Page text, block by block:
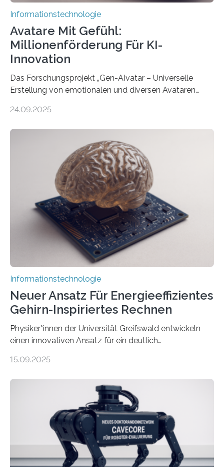
Informationstechnologie
Avatare Mit Gefühl:
Millionenförderung Für KI-
Innovation
Das Forschungsprojekt „Gen-AIvatar – Universelle
Erstellung von emotionalen und diversen Avataren
Förderung in Höhe von rund 2 Millionen Euro. Dabei
der MindPort GmbH eine neuartige, KI-gestützte
Lösung zur Erzeugung von Emotionen für realistische
Avatare. Gen-AIvatar entwickelt innovative und
kosteneffiziente Methoden, um lebensechte Avatare zu
erstellen. „Besonders wichtig ist uns eine ganzheitliche
Animation, bei der Stimme, Körperbewegung, Gestik
und Mimik im Einklang sind…
24.09.2025
Informationstechnologie
Neuer Ansatz Für Energieeffizientes
Gehirn-Inspiriertes Rechnen
Physiker*innen der Universität Greifswald entwickeln
einen innovativen Ansatz für ein deutlich
Lösungsweg ist inspiriert vom menschlichen Gehirn. Die
stellt die heutige Computertechnik vor
Herausforderungen. Herkömmliche Silizium-
Prozessoren stoßen an ihre Grenzen: Sie verbrauchen
viel Energie, die Speicher- und Verarbeitungseinheiten
sind voneinander getrennt und die Datenübertragung
bremst komplexe Anwendungen aus. Da KI-Modelle
immer größer werden und riesige Datenmengen
15.09.2025